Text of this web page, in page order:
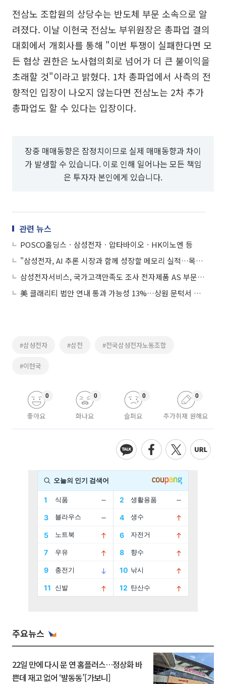
전삼노 조합원의 상당수는 반도체 부문 소속으로 알
려졌다. 이날 이현국 전삼노 부위원장은 총파업 결의
대회에서 개회사를 통해 "이번 투쟁이 실패한다면 모
든 협상 권한은 노사협의회로 넘어가 더 큰 불이익을
초래할 것"이라고 밝혔다. 1차 총파업에서 사측의 전
향적인 입장이 나오지 않는다면 전삼노는 2차 추가
총파업도 할 수 있다는 입장이다.
장중 매매동향은 잠정치이므로 실제 매매동향과 차이
가 발생할 수 있습니다. 이로 인해 일어나는 모든 책임
은 투자자 본인에게 있습니다.
관련 뉴스
POSCO홀딩스ㆍ삼성전자ㆍ압타바이오ㆍHK이노엔 등
"삼성전자, AI 추론 시장과 함께 성장할 메모리 실적…목표가↑"
삼성전자서비스, 국가고객만족도 조사 전자제품 AS 부문 1위
美 클래리티 법안 연내 통과 가능성 13%…상원 문턱서 제동
#삼성전자 #삼전 #전국삼성전자노동조합
#이현국
좋아요
0
화나요
0
슬퍼요
0
추가취재 원해요
0
주요뉴스
22일 만에 다시 문 연 홈플러스…정상화 바
쁜데 재고 없어 ‘발동동’[가보니]